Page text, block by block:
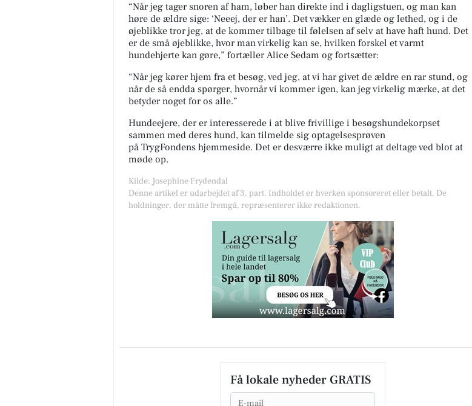
“Når jeg tager snoren af ham, løber han direkte ind i dagligstuen, og man kan
høre de ældre sige: ‘Neeej, der er han’. Det vækker en glæde og lethed, og i de
øjeblikke tror jeg, at de kommer tilbage til følelsen af selv at have haft hund. Det
er de små øjeblikke, hvor man virkelig kan se, hvilken forskel et varmt
hundehjerte kan gøre,” fortællerAlice Sedam og fortsætter:
“Når jeg kører hjem fra et besøg, ved jeg, at vi har givet de ældre en rar stund, og
når de så endda spørger, hvornår vi kommer igen, kan jeg virkelig mærke, at det
betyder noget for os alle.”
Hundeejere, der er interesserede i at blive frivillige i besøgshundekorpset
sammen med deres hund, kan tilmelde sig optagelsesprøven
på TrygFondens hjemmeside. Det erdesværre ikke muligt at deltage ved blot at
møde op.
Kilde: Josephine Frydendal
Denne artikel er udarbejdet af 3. part. Indholdet er hverken sponsoreret eller betalt. De
holdninger, der måtte fremgå, repræsenterer ikke redaktionen.
Få lokale nyheder GRATIS
Email